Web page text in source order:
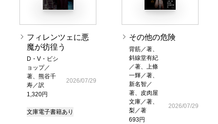
フィレンツェに悪
魔が彷徨う
D・V・ビシ
ョップ／
著、熊谷千
寿／訳
1,320円
2026/07/29
文庫電子書籍あり
その他の危険
背筋／著、
斜線堂有紀
／著、上條
一輝／著、
新名智／
著、皮肉屋
文庫／著、
梨／著
693円
2026/07/29